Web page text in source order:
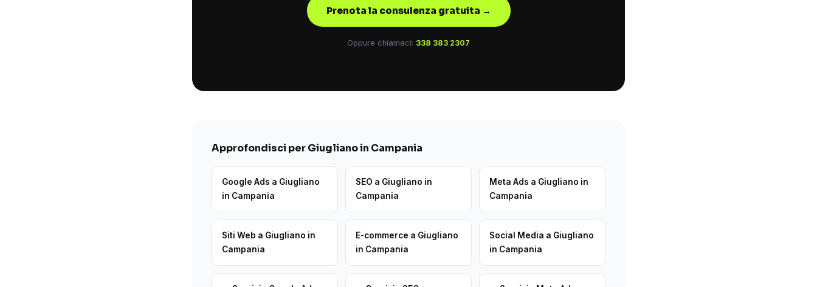
Prenota la consulenza gratuita →
Oppure chiamaci: 338 383 2307
Approfondisci per Giugliano in Campania
Google Ads a Giugliano
in Campania
SEO a Giugliano in
Campania
Meta Ads a Giugliano in
Campania
Siti Web a Giugliano in
Campania
E-commerce a Giugliano
in Campania
Social Media a Giugliano
in Campania